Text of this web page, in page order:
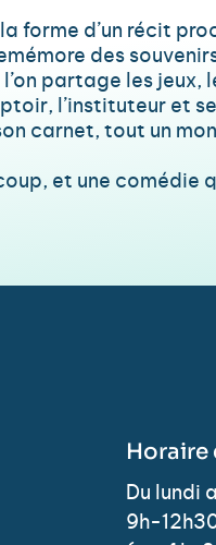
forme d’un récit
des
partage les
l’instituteur et
carnet, tout un
et une comédie
Horaire
Du lundi
9h-